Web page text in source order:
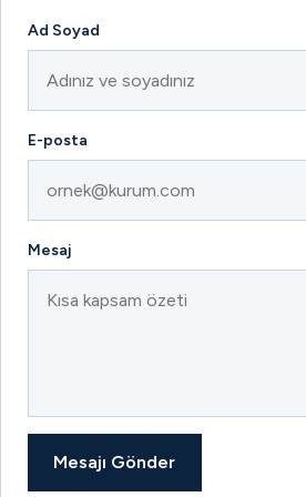
Ad Soyad
E-posta
Mesaj
Mesajı Gönder